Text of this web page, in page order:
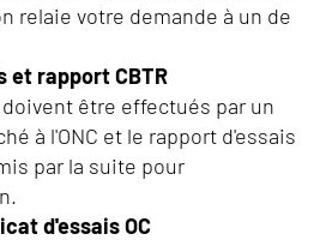
relaie votre demande à un de
et rapport CBTR
être effectués par un
à l'ONC et le rapport d'essais
par la suite pour
d'essais OC